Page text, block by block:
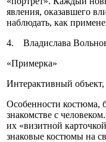
явления, оказавшего
наблюдать, как
4. Владислава
«Примерка»
Интерактивный объект,
Особенности костюма,
знакомстве с
их «визитной
знаковые костюмы на